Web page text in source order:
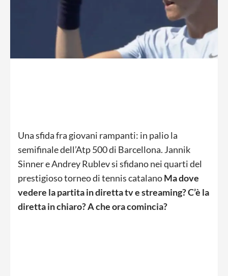
Una sfida fra giovani rampanti: in palio la
semifinale dell’Atp 500 di Barcellona. Jannik
Sinner e Andrey Rublev si sfidano nei quarti del
prestigioso torneo di tennis catalanoMa dove
vedere la partita in diretta tv e streaming? C’è la
diretta in chiaro? A che ora comincia?